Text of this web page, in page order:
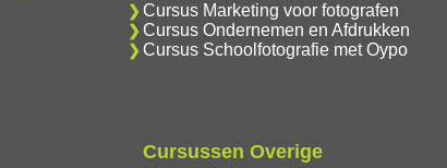
Cursus Marketing voor fotografen
Cursus Ondernemen en Afdrukken
Cursus Schoolfotografie met Oypo
Cursussen Overige